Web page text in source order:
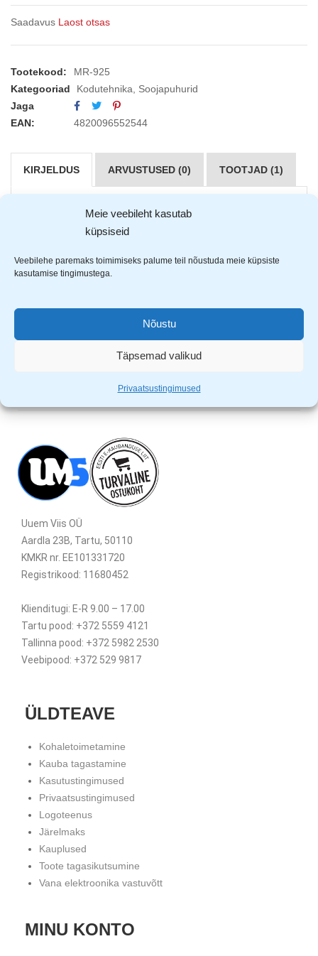
Meie veebileht kasutab
küpsiseid
Veebilehe paremaks toimimiseks palume teil nõustuda meie küpsiste
kasutamise tingimustega.
Nõustu
Täpsemad valikud
Privaatsustingimused
Saadavus Laost otsas
Tootekood:
MR-925
Kategooriad
Kodutehnika
Soojapuhurid
Jaga
EAN:
4820096552544
KIRJELDUS ARVUSTUSED (0) TOOTJAD (1)
soojapuhur
2 võimsus astet soojustamisel: 1000/1500W
Ümber kukkumis kaitse
Uuem Viis OÜ
Aardla 23B, Tartu, 50110
KMKR nr. EE101331720
Registrikood: 11680452
Klienditugi: E-R 9.00 – 17.00
Tartu pood: +372 5559 4121
Tallinna pood: +372 5982 2530
Veebipood: +372 529 9817
ÜLDTEAVE
Kohaletoimetamine
Kauba tagastamine
Kasutustingimused
Privaatsustingimused
Logoteenus
Järelmaks
Kauplused
Toote tagasikutsumine
Vana elektroonika vastuvõtt
MINU KONTO